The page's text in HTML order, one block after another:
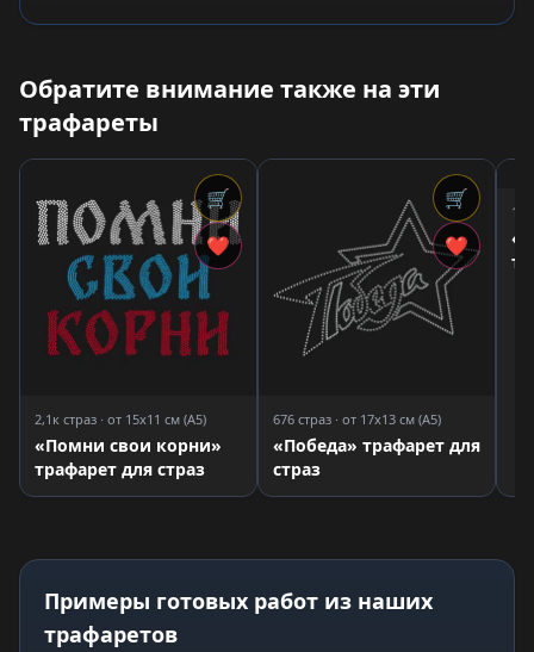
Обратите внимание также на эти
трафареты
🛒
❤
2,1к страз · от 15x11 см (A5)
«Помни свои корни»
трафарет для страз
🛒
❤
676 страз · от 17x13 см (A5)
«Победа» трафарет для
страз
Примеры готовых работ из наших
трафаретов